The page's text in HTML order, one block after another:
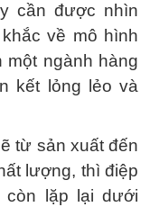
cần được nhìn
về mô hình
một ngành hàng
kết lỏng lẻo và
từ sản xuất đến
lượng, thì điệp
còn lặp lại dưới